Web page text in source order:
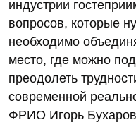
индустрии
вопросов, которые
необходимо
место, где можно
преодолеть
современной
ФРИО Игорь